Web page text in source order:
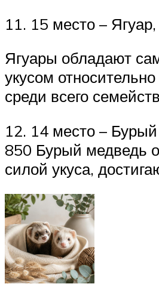
11. 15 место –
Ягуары обладают
укусом
среди всего
12. 14 место –
850 Бурый медведь
силой укуса,